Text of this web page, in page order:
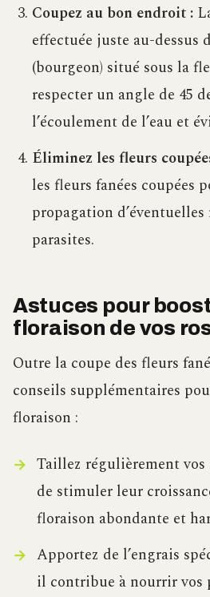
Coupez au bon endroit :
effectuée juste au-
(bourgeon) situé sous la
respecter un angle de 45
l’écoulement de l’eau et
Éliminez les fleurs
les fleurs fanées coupées
propagation
parasites.
Astuces pour
floraison de vos
Outre la coupe des fleurs
conseils supplémentaires
floraison :
Taillez régulièrement vos
de stimuler leur
floraison abondante et
Apportez de l’engrais
il contribue à nourrir vos